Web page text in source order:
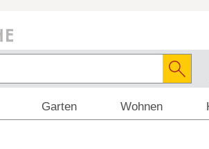
Garten Wohnen